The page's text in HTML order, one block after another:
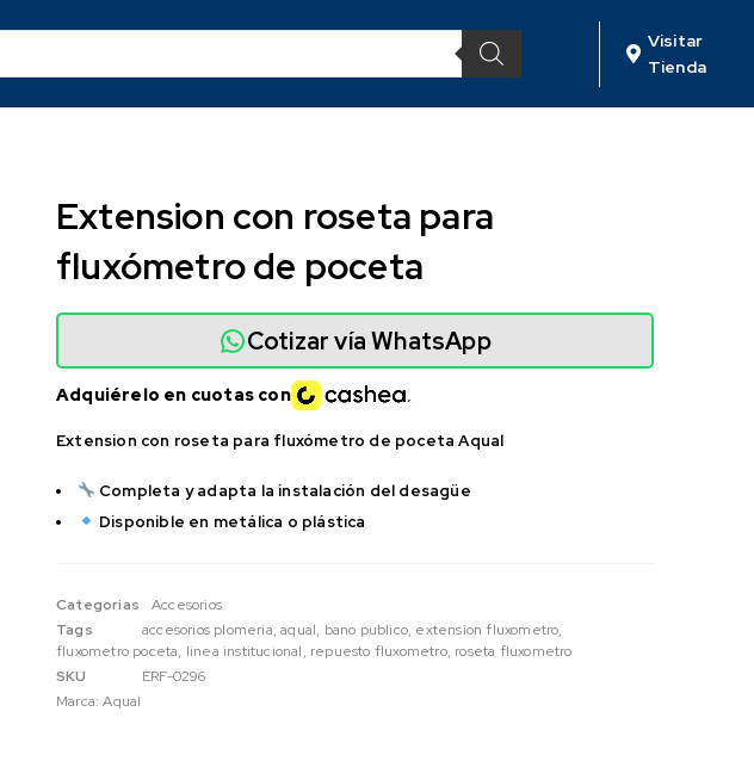
Visitar
Tienda
Extension con roseta para
fluxómetro de poceta
Extension con roseta para fluxómetro de poceta Aqual
Completa y adapta la instalación del desagüe
Disponible en metálica o plástica
Cotizar vía WhatsApp
Adquiérelo en cuotas con
Categorias
Accesorios
Tags
accesorios plomeria,aqual, bano publico, extension fluxometro,
fluxometro poceta, linea institucional, repuesto fluxometro, roseta fluxometro
SKU
ERF-0296
Marca:Aqual